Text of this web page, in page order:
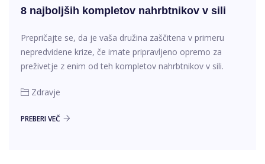
8 najboljših kompletov nahrbtnikov v sili
Prepričajte se, da je vaša družina zaščitena v primeru
nepredvidene krize, če imate pripravljeno opremo za
preživetje z enim od teh kompletov nahrbtnikov v sili.
Zdravje
PREBERI VEČ